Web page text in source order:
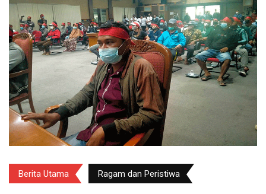
Berita Utama Ragam dan Peristiwa